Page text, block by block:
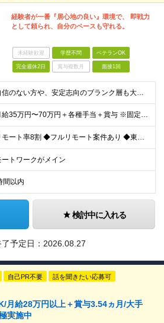
経験者が一番『居心地の良い』環境で、 即戦力
として頼られ、自分のペースも守れる。
未経験歓迎 学歴不問 ベテランOK
完全週休2日 賞与複数月 面接1回
【自信のない方や、安定志向のブランク層も大歓迎！】 ◆何らかのIT業界経験 システム開発、運用・保守の経験をお持ちの方（言語不問） ※経験年数が1〜2年程度と浅い方やブランクのある方も歓迎！ ◆学歴
◆月給35万円〜70万円＋各種手当＋賞与 ※固定残業代30時間分（30時間／月50,000円 ～ 100,000円）を含む。 超過分は別途全額支給します。 ※試用期間3ヵ月あり（期間中の給与の差異は
◆リモート率8割 ◆フルリモート案件あり ◆東京都、神奈川県、千葉県、埼玉県の各プロジェクト先 ＊ご自宅からのアクセス・通勤時間を最大限に考慮してアサインします。 ＊現在エンジニアの8割がフルリモー
ートワークがメイン
間以内
検討中に入れる
予定日： 2026.08.27
自己PR不要 話を聞きたい応募可
月給28万円以上＋賞与3.54ヵ月/大手
実施中